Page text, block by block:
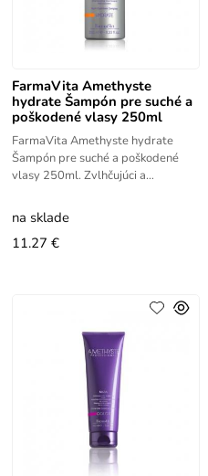
FarmaVita Amethyste
hydrate Šampón pre suché a
poškodené vlasy 250ml
FarmaVita Amethyste hydrate
Šampón pre suché a poškodené
vlasy 250ml. Zvlhčujúci a
poškodené vlasy obohatený
účinkujúcimi
na sklade
11.27 €